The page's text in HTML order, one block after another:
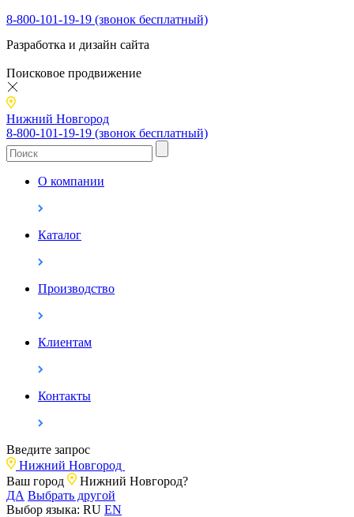
8-800-101-19-19 (звонок бесплатный)
Разработка и дизайн сайта
Поисковое продвижение
Нижний Новгород
8-800-101-19-19 (звонок бесплатный)
О компании
Каталог
Производство
Клиентам
Контакты
Введите запрос
Нижний Новгород
Ваш город
Нижний Новгород?
ДА Выбрать другой
Выбор языка: RU EN